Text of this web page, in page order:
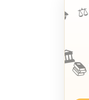
⚖️
🎓
📚
🏛️